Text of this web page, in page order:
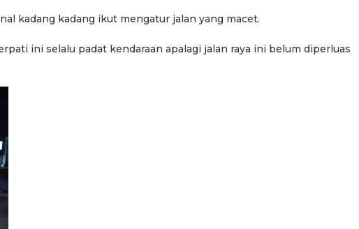
kadang kadang ikut mengatur jalan yang macet.
ini selalu padat kendaraan apalagi jalan raya ini belum diperluas